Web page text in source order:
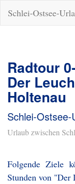
Schlei-Ostsee-
Radtour
Der
Holtenau
Schlei-Ostsee-
Urlaub zwischen
Folgende Ziele
Stunden von